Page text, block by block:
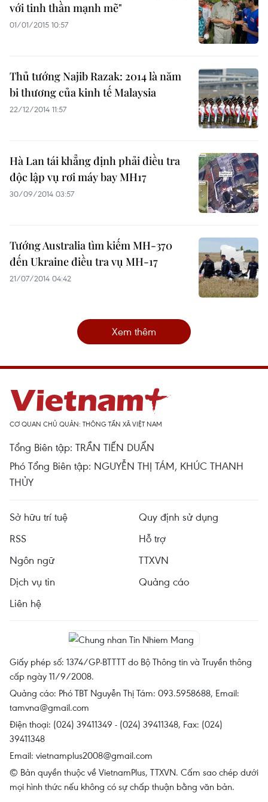
với tinh thần mạnh mẽ"
01/01/2015 10:57
Thủ tướng Najib Razak: 2014 là năm
bi thương của kinh tế Malaysia
22/12/2014 11:57
Hà Lan tái khẳng định phải điều tra
độc lập vụ rơi máy bay MH17
30/09/2014 03:57
Tướng Australia tìm kiếm MH-370
đến Ukraine điều tra vụ MH-17
21/07/2014 04:42
Xem thêm
CƠ QUAN CHỦ QUẢN: THÔNG TẤN XÃ VIỆT NAM
Tổng Biên tập: TRẦN TIẾN DUẨN
Phó Tổng Biên tập: NGUYỄN THỊ TÁM, KHÚC THANH
THỦY
Sở hữu trí tuệ
Quy định sử dụng
RSS
Hỗ trợ
Ngôn ngữ
TTXVN
Dịch vụ tin
Quảng cáo
Liên hệ
Giấy phép số: 1374/GP-BTTTT do Bộ Thông tin và Truyền thông
cấp ngày 11/9/2008.
Quảng cáo: Phó TBT Nguyễn Thị Tám: 093.5958688, Email:
tamvna@gmail.com
Điện thoại: (024) 39411349 - (024) 39411348, Fax: (024)
39411348
Email: vietnamplus2008@gmail.com
© Bản quyền thuộc về VietnamPlus, TTXVN. Cấm sao chép dưới
mọi hình thức nếu không có sự chấp thuận bằng văn bản.